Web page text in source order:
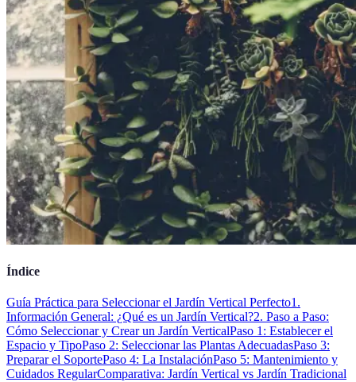
Índice
Guía Práctica para Seleccionar el Jardín Vertical Perfecto1.
Información General: ¿Qué es un Jardín Vertical?2. Paso a Paso:
Cómo Seleccionar y Crear un Jardín VerticalPaso 1: Establecer el
Espacio y TipoPaso 2: Seleccionar las Plantas AdecuadasPaso 3:
Preparar el SoportePaso 4: La InstalaciónPaso 5: Mantenimiento y
Cuidados RegularComparativa: Jardín Vertical vs Jardín Tradicional